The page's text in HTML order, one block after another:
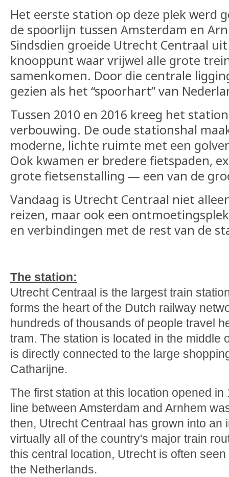
Het eerste station op deze plek werd
de spoorlijn tussen Amsterdam en
Sindsdien groeide Utrecht Centraal
knooppunt waar vrijwel alle grote
samenkomen. Door die centrale
gezien als het “spoorhart” van
Tussen 2010 en 2016 kreeg het
verbouwing. De oude stationshal
moderne, lichte ruimte met een
Ook kwamen er bredere fietspaden,
grote fietsenstalling — een van de
Vandaag is Utrecht Centraal niet
reizen, maar ook een
en verbindingen met de rest van de
The station:
Utrecht Centraal is the largest train
forms the heart of the Dutch railway
hundreds of thousands of people travel
tram. The station is located in the middle
is directly connected to the large
Catharijne.
The first station at this location opened
line between Amsterdam and Arnhem
then, Utrecht Centraal has grown into an
virtually all of the country's major train
this central location, Utrecht is often
the Netherlands.